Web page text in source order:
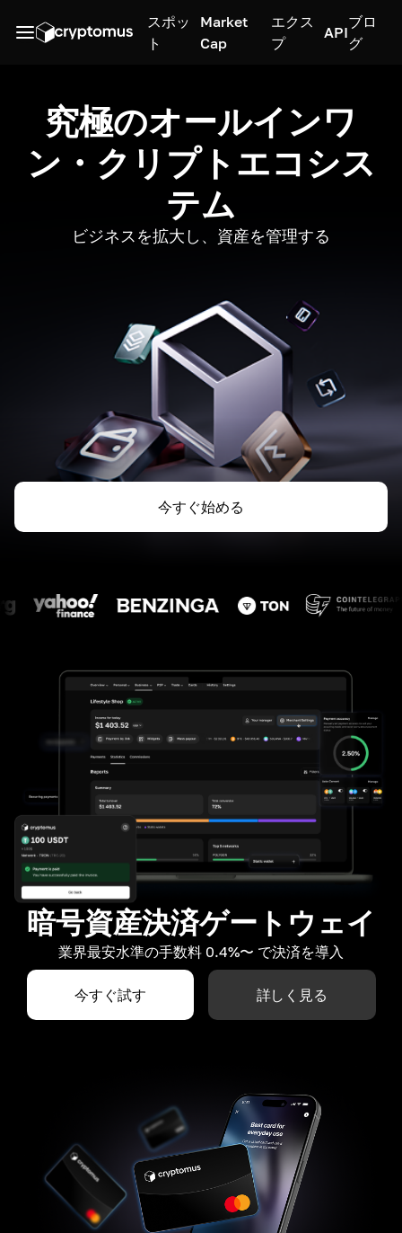
スポッ
ト
Market
Cap
エクス
プ
API
ブロ
グ
究極のオールインワ
ン・クリプトエコシス
テム
ビジネスを拡大し、資産を管理する
今すぐ始める
暗号資産決済ゲートウェイ
業界最安水準の手数料 0.4%〜 で決済を導入
今すぐ試す 詳しく見る